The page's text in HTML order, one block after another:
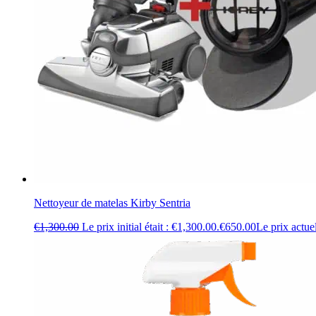
Nettoyeur de matelas Kirby Sentria
€1,300.00 Le prix initial était : €1,300.00.€650.00Le prix